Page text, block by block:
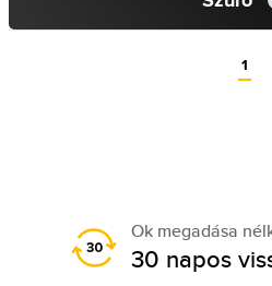
1
Ok megadása
30 napos